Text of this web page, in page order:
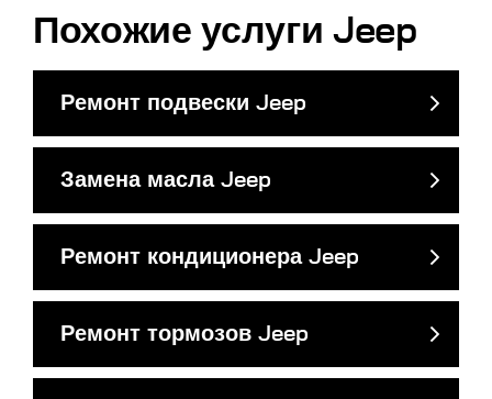
Похожие услуги Jeep
Ремонт подвески Jeep
Замена масла Jeep
Ремонт кондиционера Jeep
Ремонт тормозов Jeep